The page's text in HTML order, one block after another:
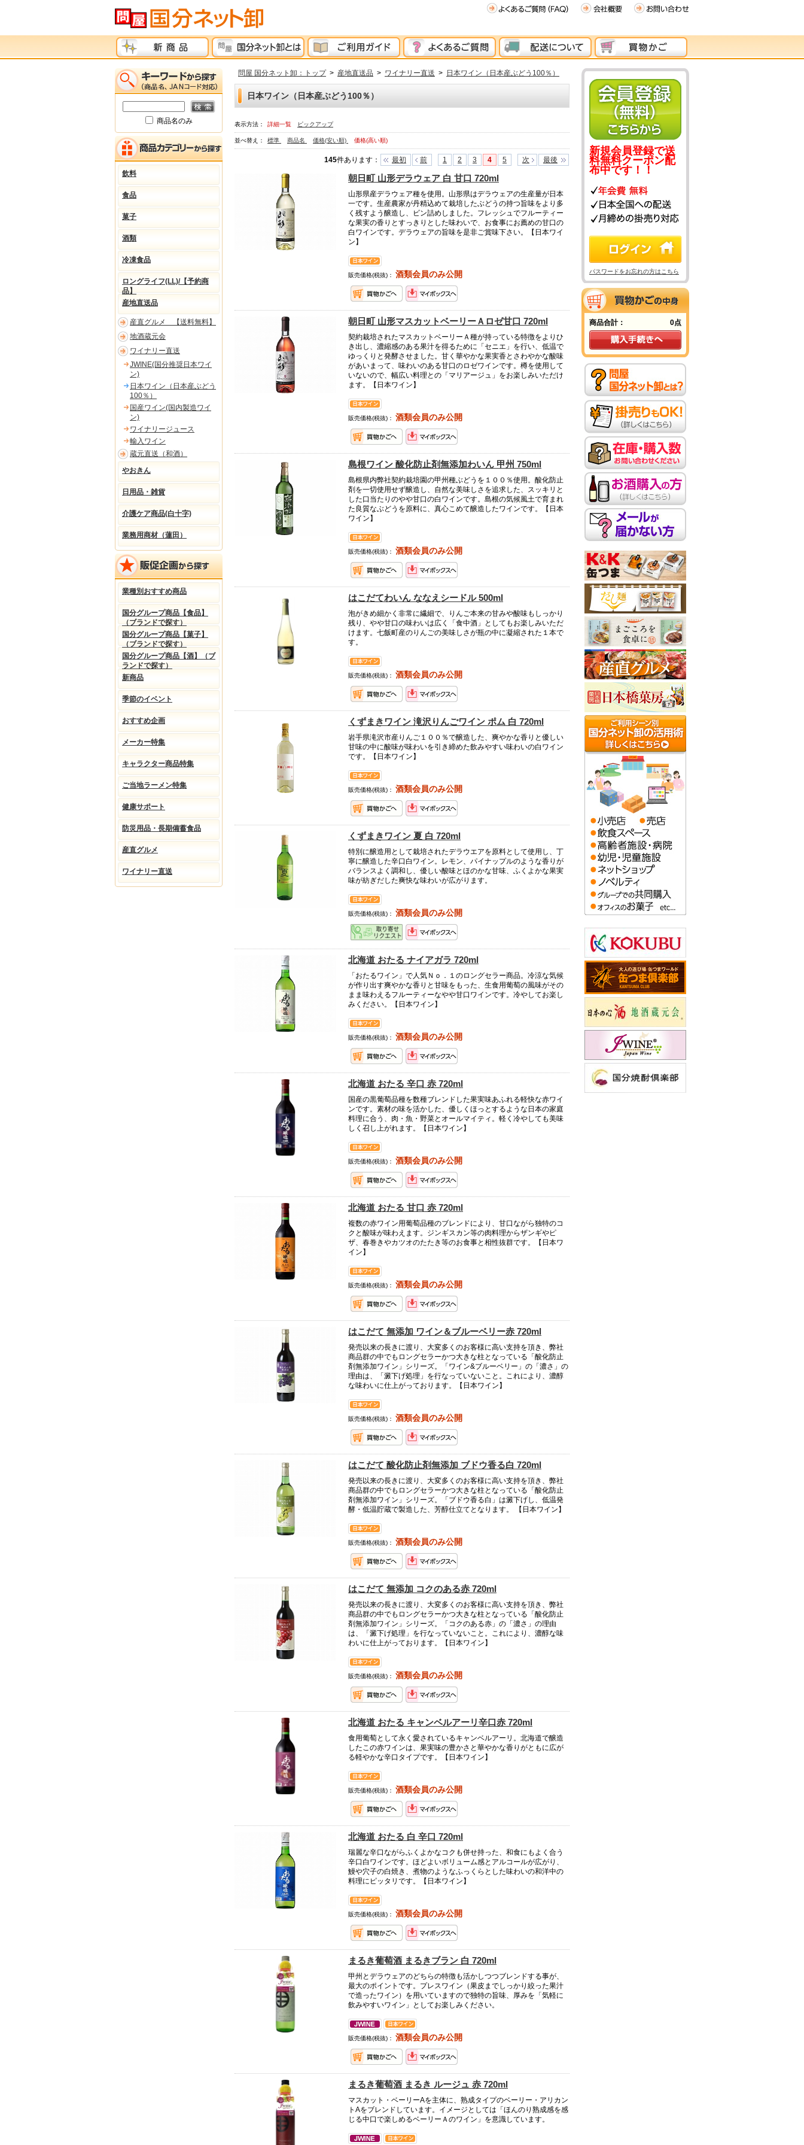
問屋 国分ネット卸：トップ > 産地直送品 > ワイナリー直送 > 日本ワイン（日本産ぶどう100％）
日本ワイン（日本産ぶどう100％）
表示方法： 詳細一覧 ピックアップ
並べ替え： 標準 商品名 価格(安い順) 価格(高い順)
145件あります ： 最初 前 1 2 3 4 5 次 最後
朝日町 山形デラウェア 白 甘口 720ml
山形県産デラウェア種を使用。山形県はデラウェアの生産量が日本
一です。生産農家が丹精込めて栽培したぶどうの持つ旨味をより多
く残すよう醸造し、ビン詰めしました。フレッシュでフルーティー
な果実の香りとすっきりとした味わいで、お食事にお薦めの甘口の
白ワインです。デラウェアの旨味を是非ご賞味下さい。【日本ワイ
ン】
販売価格(税抜)： 酒類会員のみ公開
朝日町 山形マスカットベーリーＡロゼ甘口 720ml
契約栽培されたマスカットベーリーＡ種が持っている特徴をよりひ
き出し、濃縮感のある果汁を得るために「セニエ」を行い、低温で
ゆっくりと発酵させました。甘く華やかな果実香とさわやかな酸味
があいまって、味わいのある甘口のロゼワインです。樽を使用して
いないので、幅広い料理との「マリアージュ」をお楽しみいただけ
ます。【日本ワイン】
販売価格(税抜)： 酒類会員のみ公開
島根ワイン 酸化防止剤無添加わいん 甲州 750ml
島根県内弊社契約栽培園の甲州種ぶどうを１００％使用。酸化防止
剤を一切使用せず醸造し、自然な美味しさを追求した、スッキリと
した口当たりのやや甘口の白ワインです。島根の気候風土で育まれ
た良質なぶどうを原料に、真心こめて醸造したワインです。【日本
ワイン】
販売価格(税抜)： 酒類会員のみ公開
はこだてわいん ななえシードル 500ml
泡がきめ細かく非常に繊細で、りんご本来の甘みや酸味もしっかり
残り、やや甘口の味わいは広く「食中酒」としてもお楽しみいただ
けます。七飯町産のりんごの美味しさが瓶の中に凝縮された１本で
す。
販売価格(税抜)： 酒類会員のみ公開
くずまきワイン 滝沢りんごワイン ポム 白 720ml
岩手県滝沢市産りんご１００％で醸造した、爽やかな香りと優しい
甘味の中に酸味が味わいを引き締めた飲みやすい味わいの白ワイン
です。【日本ワイン】
販売価格(税抜)： 酒類会員のみ公開
くずまきワイン 夏 白 720ml
特別に醸造用として栽培されたデラウエアを原料として使用し、丁
寧に醸造した辛口白ワイン。レモン、パイナップルのような香りが
バランスよく調和し、優しい酸味とほのかな甘味、ふくよかな果実
味が紡ぎだした爽快な味わいが広がります。
販売価格(税抜)： 酒類会員のみ公開
北海道 おたる ナイアガラ 720ml
「おたるワイン」で人気Ｎｏ．１のロングセラー商品。冷涼な気候
が作り出す爽やかな香りと甘味をもった、生食用葡萄の風味がその
まま味わえるフルーティーなやや甘口ワインです。冷やしてお楽し
みください。【日本ワイン】
販売価格(税抜)： 酒類会員のみ公開
北海道 おたる 辛口 赤 720ml
国産の黒葡萄品種を数種ブレンドした果実味あふれる軽快な赤ワイ
ンです。素材の味を活かした、優しくほっとするような日本の家庭
料理に合う、肉・魚・野菜とオールマイティ。軽く冷やしても美味
しく召し上がれます。【日本ワイン】
販売価格(税抜)： 酒類会員のみ公開
北海道 おたる 甘口 赤 720ml
複数の赤ワイン用葡萄品種のブレンドにより、甘口ながら独特のコ
クと酸味が味わえます。ジンギスカン等の肉料理からザンギやピ
ザ、春巻きやカツオのたたき等のお食事と相性抜群です。【日本ワ
イン】
販売価格(税抜)： 酒類会員のみ公開
はこだて 無添加 ワイン＆ブルーベリー赤 720ml
発売以来の長きに渡り、大変多くのお客様に高い支持を頂き、弊社
商品群の中でもロングセラーかつ大きな柱となっている「酸化防止
剤無添加ワイン」シリーズ。「ワイン&ブルーベリー」の「濃さ」の
理由は、「澱下げ処理」を行なっていないこと。これにより、濃醇
な味わいに仕上がっております。【日本ワイン】
販売価格(税抜)： 酒類会員のみ公開
はこだて 酸化防止剤無添加 ブドウ香る白 720ml
発売以来の長きに渡り、大変多くのお客様に高い支持を頂き、弊社
商品群の中でもロングセラーかつ大きな柱となっている「酸化防止
剤無添加ワイン」シリーズ。「ブドウ香る白」は澱下げし、低温発
酵・低温貯蔵で製造した、芳醇仕立てとなります。 【日本ワイン】
販売価格(税抜)： 酒類会員のみ公開
はこだて 無添加 コクのある赤 720ml
発売以来の長きに渡り、大変多くのお客様に高い支持を頂き、弊社
商品群の中でもロングセラーかつ大きな柱となっている「酸化防止
剤無添加ワイン」シリーズ。「コクのある赤」の「濃さ」の理由
は、「澱下げ処理」を行なっていないこと。これにより、濃醇な味
わいに仕上がっております。【日本ワイン】
販売価格(税抜)： 酒類会員のみ公開
北海道 おたる キャンベルアーリ辛口赤 720ml
食用葡萄として永く愛されているキャンベルアーリ。北海道で醸造
したこの赤ワインは、果実味の豊かさと華やかな香りがともに広が
る軽やかな辛口タイプです。【日本ワイン】
販売価格(税抜)： 酒類会員のみ公開
北海道 おたる 白 辛口 720ml
瑞麗な辛口ながらふくよかなコクも併せ持った、和食にもよく合う
辛口白ワインです。ほどよいボリューム感とアルコールが広がり、
鰻や穴子の白焼き、煮物のようなふっくらとした味わいの和洋中の
料理にピッタリです。【日本ワイン】
販売価格(税抜)： 酒類会員のみ公開
まるき葡萄酒 まるきブラン 白 720ml
甲州とデラウェアのどちらの特徴も活かしつつブレンドする事が、
最大のポイントです。プレスワイン（果皮までしっかり絞った果汁
で造ったワイン）を用いていますので独特の旨味、厚みを「気軽に
飲みやすいワイン」としてお楽しみください。
販売価格(税抜)： 酒類会員のみ公開
まるき葡萄酒 まるき ルージュ 赤 720ml
マスカット・ベーリーAを主体に、熟成タイプのベーリー・アリカン
トAをブレンドしています。イメージとしては「ほんのり熟成感を感
じる中口で楽しめるベーリーＡのワイン」を意識しています。
商品名のみ
飲料
食品
菓子
酒類
冷凍食品
ロングライフ(LL)/【予約商
品】
産地直送品
産直グルメ 【送料無料】
地酒蔵元会
ワイナリー直送
JWINE(国分推奨日本ワイ
ン)
日本ワイン（日本産ぶどう
100％）
国産ワイン(国内製造ワイ
ン)
ワイナリージュース
輸入ワイン
蔵元直送（和酒）
やおきん
日用品・雑貨
介護ケア商品(白十字)
業務用商材（蓮田）
業種別おすすめ商品
国分グループ商品【食品】
（ブランドで探す）
国分グループ商品【菓子】
（ブランドで探す）
国分グループ商品【酒】（ブ
ランドで探す）
新商品
季節のイベント
おすすめ企画
メーカー特集
キャラクター商品特集
ご当地ラーメン特集
健康サポート
防災用品・長期備蓄食品
産直グルメ
ワイナリー直送
新規会員登録で送
料無料クーポン配
布中です！！
パスワードをお忘れの方はこちら
商品合計： 0点